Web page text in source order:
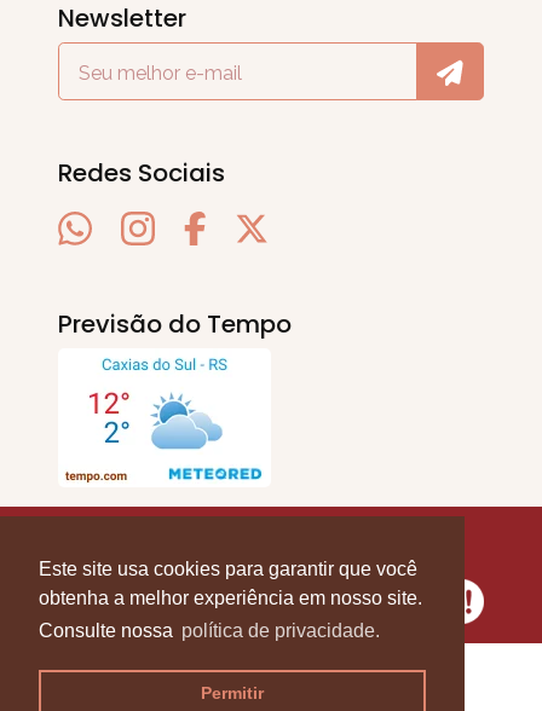
Este site usa cookies para garantir que você
obtenha a melhor experiência em nosso site.
Consulte nossa política de privacidade.
Permitir
Newsletter
Redes Sociais
Previsão do Tempo
Direitos Reservados.